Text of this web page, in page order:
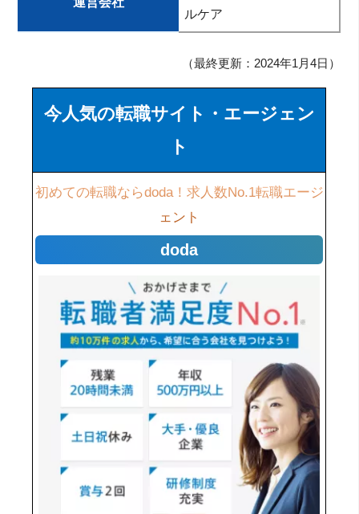
ルケア
（最終更新：2024年1月4日）
今人気の転職サイト・エージェン
ト
初めての転職ならdoda！求人数No.1転職エージ
ェント
doda